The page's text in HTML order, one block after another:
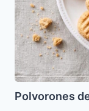
Polvorones